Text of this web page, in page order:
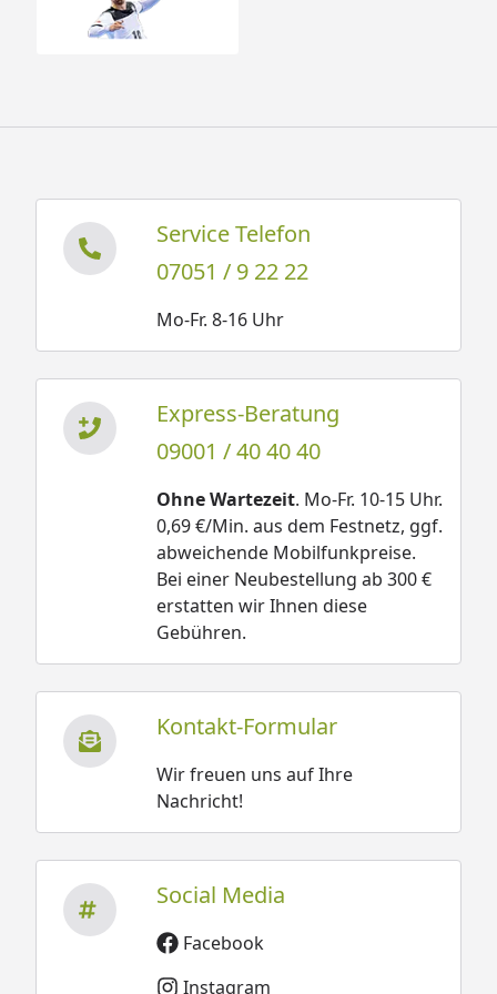
Weitere Informationen
Dachschindeln
Kunststoff- Dachrinnenset (zur
Schleppdach und Anbauschrank (zusätzlicher Platz
für Ihre Gartengeräte)
Zusatz- Türen
Zusatz- Fenster
Blumenkasten
Terrassendielen Komplett-Bausatz
Weka 45 mm Gartenhaus 139 A Gr. 2
Montageanleitung
Weka 45 mm Gartenhaus 139 A Gr. 3
Montageanleitung
Weka 45 mm Gartenhaus 139 A Gr. 1
Technische Daten
Weka 45 mm Gartenhaus 139 A Gr.
2 Technische Daten
Weka 45 mm Gartenhaus 139 A Gr. 3
Service Telefon
07051 / 9 22 22
Mo-Fr. 8-16 Uhr
Express-Beratung
09001 / 40 40 40
Ohne Wartezeit. Mo-Fr. 10-15 Uhr.
0,69 €/Min. aus dem Festnetz, ggf.
abweichende Mobilfunkpreise.
Bei einer Neubestellung ab 300 €
erstatten wir Ihnen diese
Gebühren.
Kontakt-Formular
Wir freuen uns auf Ihre
Nachricht!
Social Media
Facebook
Instagram